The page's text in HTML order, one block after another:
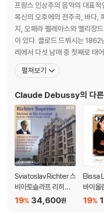
프랑스 인상주의 음악의 대표적인 작곡가다. 그
목신의 오후에의 전주곡, 바다,
지, 오페라 펠레아스와 멜리장
이 있다. 클로드 드뷔시는 1862년 일드프랑스 이블린 주 생제르맹앙
레에서 다섯 남매 중 첫째로 태
었고, 어머니는 재봉사였다. 그
라는 이름의 이탈리아 아이와
고 겁많은 소년 드뷔시는 마리 모
펼쳐보기
Claude Debussy의 다
Sviatoslav Richter 스
비아토슬라프 리히테
르 라이브 레코딩 모음
34,600원
19%
Elissa
바이올
브레이
19%